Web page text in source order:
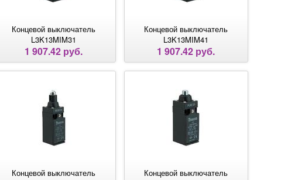
Концевой выключатель
L3K13MIM31
1 907.42 руб.
Концевой выключатель
L3K13MIM41
1 907.42 руб.
Концевой выключатель
Концевой выключатель